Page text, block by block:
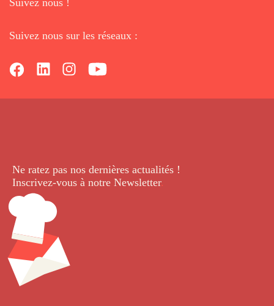
Suivez nous sur les réseaux :
Ne ratez pas nos dernières actualités !
Inscrivez-vous à notre Newsletter.